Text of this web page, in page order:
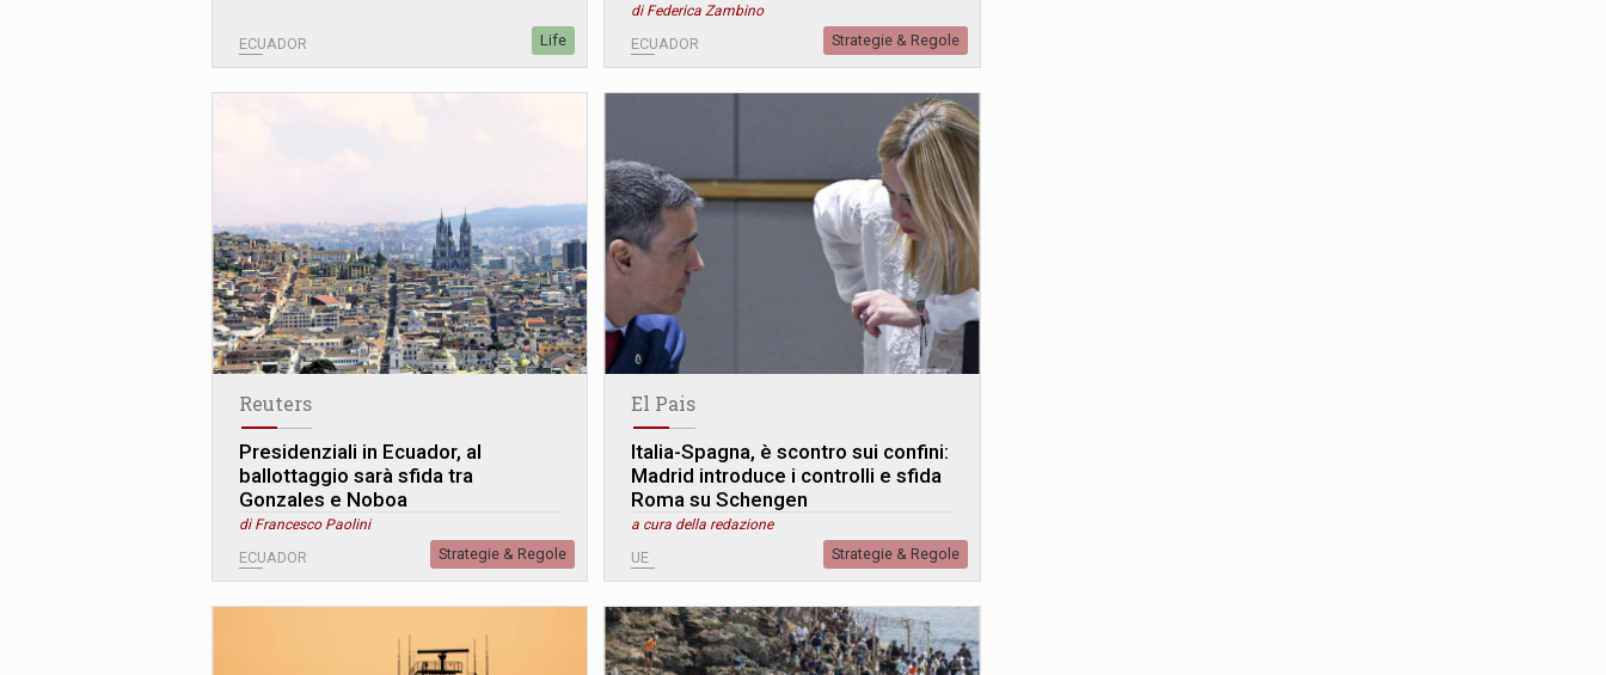
ECUADOR Life
di Federica Zambino
ECUADOR Strategie & Regole
Reuters
Presidenziali in Ecuador, al
ballottaggio sarà sfida tra
Gonzales e Noboa
di Francesco Paolini
ECUADOR Strategie & Regole
El Pais
Italia-Spagna, è scontro sui confini:
Madrid introduce i controlli e sfida
Roma su Schengen
a cura della redazione
UE Strategie & Regole